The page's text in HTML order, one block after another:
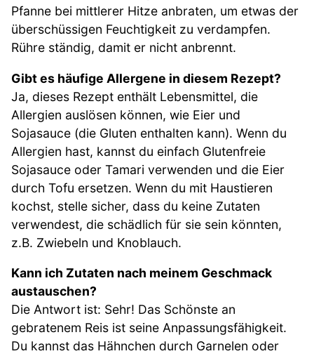
Pfanne bei mittlerer Hitze anbraten, um etwas der
überschüssigen Feuchtigkeit zu verdampfen.
Rühre ständig, damit er nicht anbrennt.
Gibt es häufige Allergene in diesem Rezept?
Ja, dieses Rezept enthält Lebensmittel, die
Allergien auslösen können, wie Eier und
Sojasauce (die Gluten enthalten kann). Wenn du
Allergien hast, kannst du einfach Glutenfreie
Sojasauce oder Tamari verwenden und die Eier
durch Tofu ersetzen. Wenn du mit Haustieren
kochst, stelle sicher, dass du keine Zutaten
verwendest, die schädlich für sie sein könnten,
z.B. Zwiebeln und Knoblauch.
Kann ich Zutaten nach meinem Geschmack
austauschen?
Die Antwort ist: Sehr! Das Schönste an
gebratenem Reis ist seine Anpassungsfähigkeit.
Du kannst das Hähnchen durch Garnelen oder